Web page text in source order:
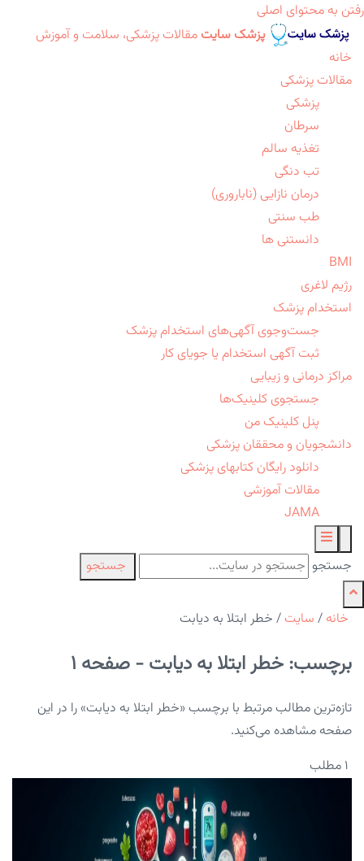
رفتن به محتوای اصلی
پزشک سایت مقالات پزشکی، سلامت و آموزش
خانه
مقالات پزشکی
پزشکی
سرطان
تغذیه سالم
تب دنگی
درمان نازایی (ناباروری)
طب سنتی
دانستنی ها
BMI
رژیم لاغری
استخدام پزشک
جست‌وجوی آگهی‌های استخدام پزشک
ثبت آگهی استخدام یا جویای کار
مراکز درمانی و زیبایی
جستجوی کلینیک‌ها
پنل کلینیک من
دانشجویان و محققان پزشکی
دانلود رایگان کتابهای پزشکی
مقالات آموزشی
JAMA
جستجو جستجو
خانه / سایت / خطر ابتلا به دیابت
برچسب: خطر ابتلا به دیابت - صفحه 1
تازه‌ترین مطالب مرتبط با برچسب «خطر ابتلا به دیابت» را در این
صفحه مشاهده می‌کنید.
۱ مطلب